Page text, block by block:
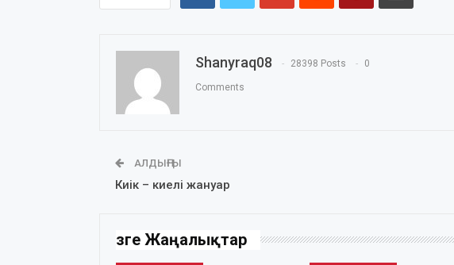
Shanyraq08 28398 Posts 0
Comments
АЛДЫҢҒЫ
Киік – киелі жануар
Өзге Жаңалықтар